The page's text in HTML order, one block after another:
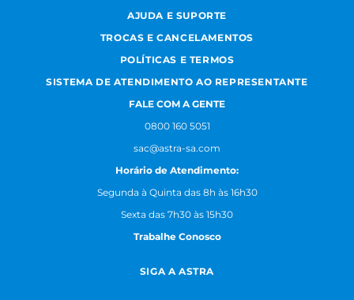
AJUDA E SUPORTE
TROCAS E CANCELAMENTOS
POLÍTICAS E TERMOS
SISTEMA DE ATENDIMENTO AO REPRESENTANTE
FALE COM A GENTE
0800 160 5051
sac@astra-sa.com
Horário de Atendimento:
Segunda à Quinta das 8h às 16h30
Sexta das 7h30 às 15h30
Trabalhe Conosco
SIGA A ASTRA